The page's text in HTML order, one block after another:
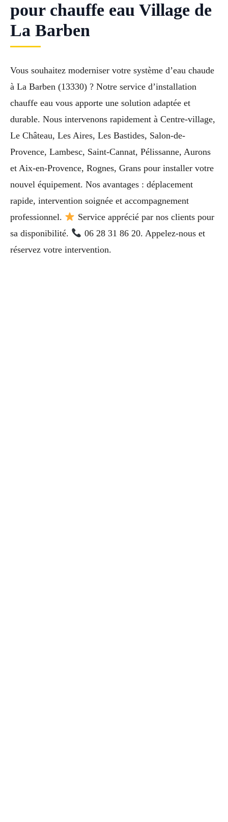
pour chauffe eau Village de
La Barben
Vous souhaitez moderniser votre système d’eau chaude
à La Barben (13330) ? Notre service d’installation
chauffe eau vous apporte une solution adaptée et
durable. Nous intervenons rapidement à Centre-village,
Le Château, Les Aires, Les Bastides, Salon-de-
Provence, Lambesc, Saint-Cannat, Pélissanne, Aurons
et Aix-en-Provence, Rognes, Grans pour installer votre
nouvel équipement. Nos avantages : déplacement
rapide, intervention soignée et accompagnement
professionnel.
Service apprécié par nos clients pour
sa disponibilité.
06 28 31 86 20. Appelez-nous et
réservez votre intervention.